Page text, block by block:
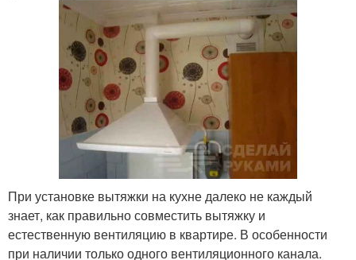
При установке вытяжки на кухне далеко не каждый
знает, как правильно совместить вытяжку и
естественную вентиляцию в квартире. В особенности
при наличии только одного вентиляционного канала.